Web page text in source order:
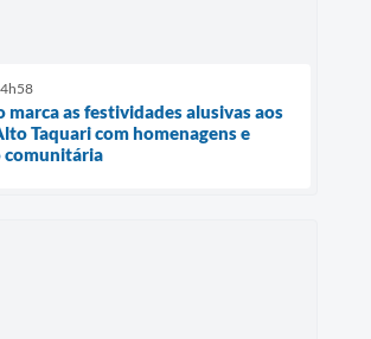
marca as festividades alusivas aos
Taquari com homenagens e
comunitária